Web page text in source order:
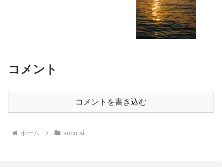
コメント
コメントを書き込む
ホーム suno ai